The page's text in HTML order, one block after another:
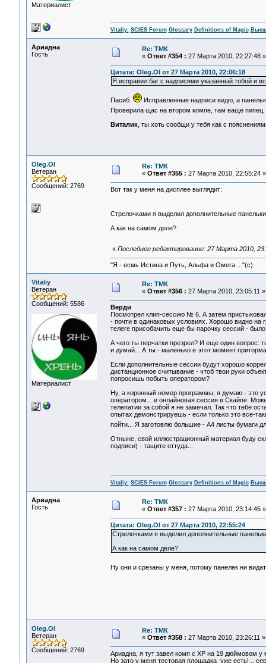
Материалист
Vitaliy: SCIES Forum Glossary Definitions of Magic
Ариадна
Гость
Re: ТМК
« Ответ #354 : 27 Марта 2010, 22:27:48 »
Цитата: Oleg.Ol от 27 Марта 2010, 22:06:18
Я исправил баг с надписями указанный тобой и
Пасиб
Исправленные надписи видю, а
Проверила щас на втором компе, там ваще
Виталик, ты хоть сообщи у тебя как с
Oleg.Ol
Ветеран
Сообщений: 2769
Re: ТМК
« Ответ #355 : 27 Марта 2010, 22:55:24 »
Вот так у меня на дисплее выглядит:
Стрелочками я выделил дополнительные
А как на самом деле?
« Последнее редактирование: 27 Марта 2010,
"Я - есмь Истина и Путь, Альфа и Омега ..."(с)
Vitaliy
Ветеран
Сообщений: 5586
Материалист
Re: ТМК
« Ответ #356 : 27 Марта 2010, 23:05:11 »
Верди
Посмотрел клип-сессию № 6. А затем
- почти в одинаковых условиях. Хорошо видно на
телеге присобачить еще бы парочку сессий -
А чего ты перчатки презрел? И еще один вопрос:
и думай... А ты - маленько в этот момент
Если дополнительные сессии будут хорошо
дистанционное считывание - чтоб твои руки
попросишь побыть оператором?
Ну, а коронный номер программы, я думаю - это
оператором... и онлайновая сессия в Скайпе.
телепатии за собой я не замечал. Так что тебе
опытах демонстрируешь - если только это все-
пойти... Я заготовлю большие - А4 листы бумаги
Отныне, свой иллюстрационный материал буду
подписи) - тащите оттуда...
Vitaliy: SCIES Forum Glossary Definitions of Magic
Ариадна
Гость
Re: ТМК
« Ответ #357 : 27 Марта 2010, 23:14:45 »
Цитата: Oleg.Ol от 27 Марта 2010, 22:55:24
Стрелочками я выделил дополнительные
А как на самом деле?
Ну они и срезаны у меня, потому панелек ни
Oleg.Ol
Ветеран
Сообщений: 2769
Re: ТМК
« Ответ #358 : 27 Марта 2010, 23:26:11 »
Ариадна, я тут завел комп с XP на 19 дюймовом у
Но зато у меня тестовая площадка уже есть! ..